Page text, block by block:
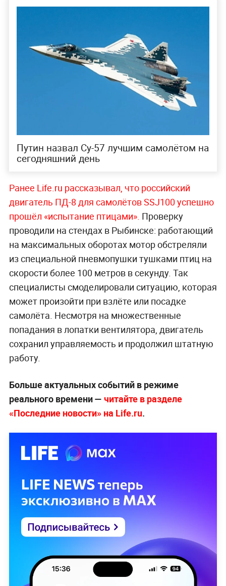
Путин назвал Су-57 лучшим самолётом на
сегодняшний день
Ранее Life.ru рассказывал, что российский
двигатель ПД-8 для самолётов SSJ100 успешно
прошёл «испытание птицами». Проверку
проводили на стендах в Рыбинске: работающий
на максимальных оборотах мотор обстреляли
из специальной пневмопушки тушками птиц на
скорости более 100 метров в секунду. Так
специалисты смоделировали ситуацию, которая
может произойти при взлёте или посадке
самолёта. Несмотря на множественные
попадания в лопатки вентилятора, двигатель
сохранил управляемость и продолжил штатную
работу.
Больше актуальных событий в режиме
реального времени — читайте в разделе
«Последние новости» на Life.ru.